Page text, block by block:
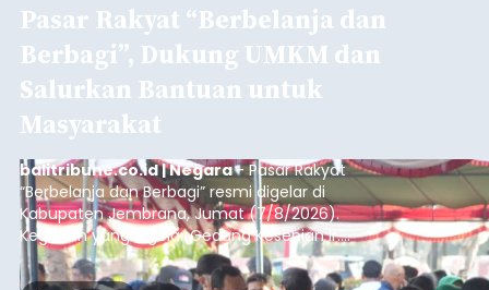
Pasar Rakyat “Berbelanja dan
Berbagi”, Dukung UMKM dan
Salurkan Bantuan untuk
Masyarakat
balitribune.co.id | Negara- Pasar Rakyat
“Berbelanja dan Berbagi” resmi digelar di
Kabupaten Jembrana, Jumat (7/8/2026).
Kegiatan yang digelar Gedung Kesenian Ir.
Soekarno ini memadukan pemberdayaan
ekonomi masyarakat dengan aksi sosial tersebut